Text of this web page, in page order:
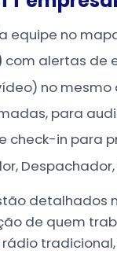
equipe no
com alertas de
no mesmo
para
check-in para
Despachador,
detalhados
de quem